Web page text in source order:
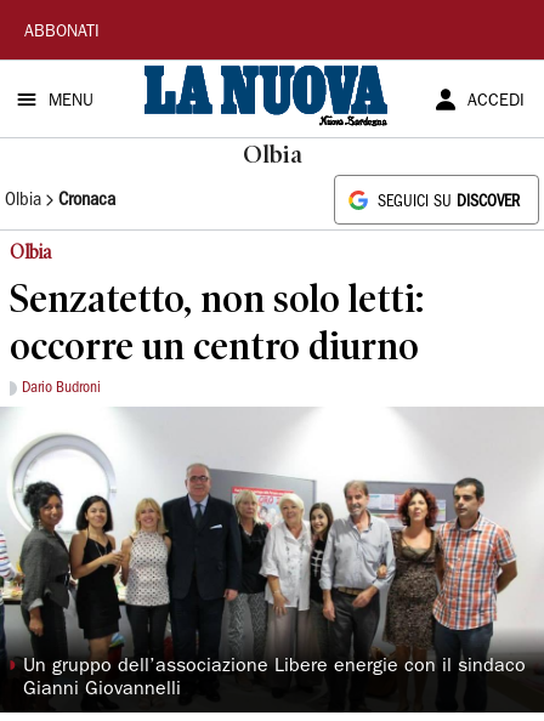
La
Nuova
Sardegna
ABBONATI
MENU ACCEDI
Olbia
Olbia Cronaca SEGUICI SU DISCOVER
Olbia
Senzatetto, non solo letti:
occorre un centro diurno
Dario Budroni
◗ Un gruppo dell’associazione Libere energie con il sindaco
Gianni Giovannelli